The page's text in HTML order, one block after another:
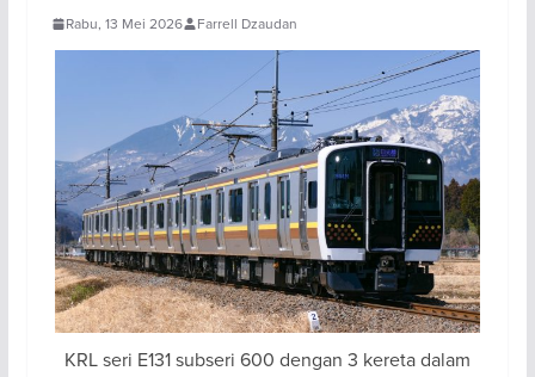
Rabu, 13 Mei 2026 Farrell Dzaudan
KRL seri E131 subseri 600 dengan 3 kereta dalam